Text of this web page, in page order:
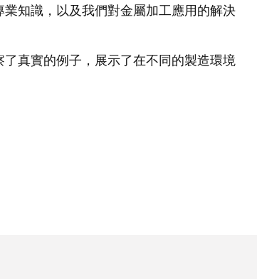
知識，以及我們對金屬加工應用的解決
真實的例子，展示了在不同的製造環境